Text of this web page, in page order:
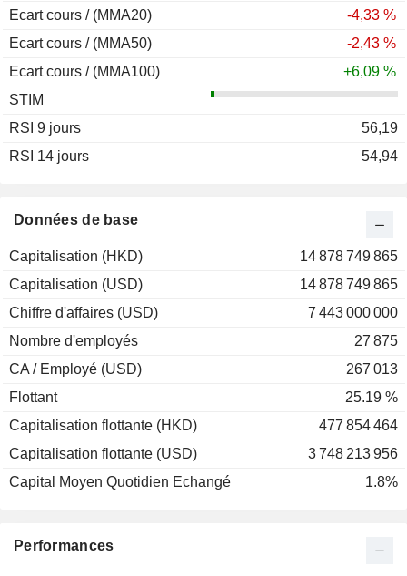
Performances
Données de base
Capitalisation (HKD)
14 878 749 865
Capitalisation (USD)
14 878 749 865
Chiffre d'affaires (USD)
7 443 000 000
Nombre d'employés
27 875
CA / Employé (USD)
267 013
Flottant
25.19 %
Capitalisation flottante (HKD)
477 854 464
Capitalisation flottante (USD)
3 748 213 956
Capital Moyen Quotidien Echangé
1.8%
Ecart cours / (MMA20)
-4,33 %
Ecart cours / (MMA50)
-2,43 %
Ecart cours / (MMA100)
+6,09 %
STIM
RSI 9 jours
56,19
RSI 14 jours
54,94